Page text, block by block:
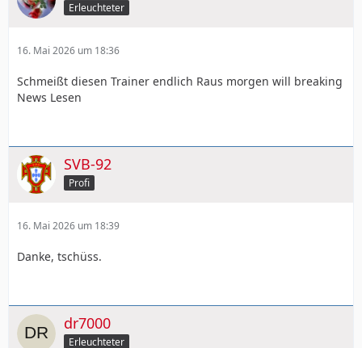
Erleuchteter
16. Mai 2026 um 18:36
Schmeißt diesen Trainer endlich Raus morgen will breaking
News Lesen
SVB-92
Profi
16. Mai 2026 um 18:39
Danke, tschüss.
dr7000
Erleuchteter